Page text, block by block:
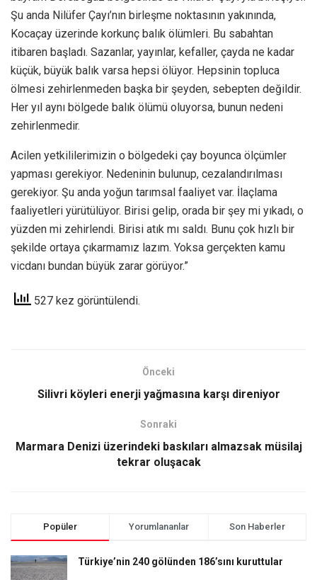
Şu anda Nilüfer Çayı’nın birleşme noktasının yakınında,
Kocaçay üzerinde korkunç balık ölümleri. Bu sabahtan
itibaren başladı. Sazanlar, yayınlar, kefaller, çayda ne kadar
küçük, büyük balık varsa hepsi ölüyor. Hepsinin topluca
ölmesi zehirlenmeden başka bir şeyden, sebepten değildir.
Her yıl aynı bölgede balık ölümü oluyorsa, bunun nedeni
zehirlenmedir.
Acilen yetkililerimizin o bölgedeki çay boyunca ölçümler
yapması gerekiyor. Nedeninin bulunup, cezalandırılması
gerekiyor. Şu anda yoğun tarımsal faaliyet var. İlaçlama
faaliyetleri yürütülüyor. Birisi gelip, orada bir şey mi yıkadı, o
yüzden mi zehirlendi. Birisi atık mı saldı. Bunu çok hızlı bir
şekilde ortaya çıkarmamız lazım. Yoksa gerçekten kamu
vicdanı bundan büyük zarar görüyor.”
527 kez görüntülendi.
Önceki
Silivri köyleri enerji yağmasına karşı direniyor
Sonraki
Marmara Denizi üzerindeki baskıları almazsak müsilaj
tekrar oluşacak
Popüler Yorumlananlar Son Haberler
Türkiye’nin 240 gölünden 186’sını kuruttular